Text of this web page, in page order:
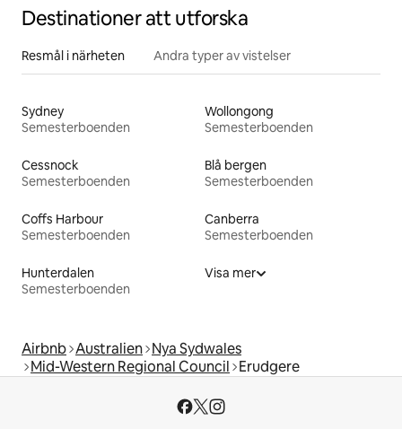
Destinationer att utforska
Resmål i närheten Andra typer av vistelser
Sydney
Semesterboenden
Wollongong
Semesterboenden
Cessnock
Semesterboenden
Blå bergen
Semesterboenden
Coffs Harbour
Semesterboenden
Canberra
Semesterboenden
Hunterdalen
Semesterboenden
Visa mer
Airbnb Australien Nya Sydwales
Mid-Western Regional Council Erudgere